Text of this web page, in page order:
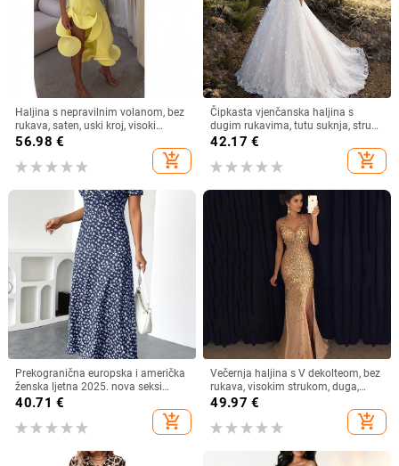
Haljina s nepravilnim volanom, bez
rukava, saten, uski kroj, visoki
ovratnik
56.98 €
add_shopping_cart
Čipkasta vjenčanska haljina s
dugim rukavima, tutu suknja, struk
u sredini
42.17 €
add_shopping_cart
Prekogranična europska i američka
ženska ljetna 2025. nova seksi
haljina s V-izrezom i kratkim
cvjetnim uzorkom s Amazon
40.71 €
add_shopping_cart
Večernja haljina s V dekolteom, bez
rukava, visokim strukom, duga,
swing kroj, poliester, zip
49.97 €
add_shopping_cart